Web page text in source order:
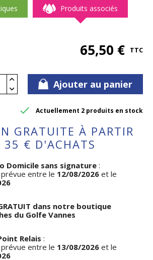
Produits associés
65,50 € TTC
Ajouter au panier
 Actuellement 2 produits en stock
GRATUITE À PARTIR
35 € D'ACHATS
Domicile sans signature :
entre le 12/08/2026 et le
dans notre boutique
du Golfe Vannes
Relais :
entre le 13/08/2026 et le